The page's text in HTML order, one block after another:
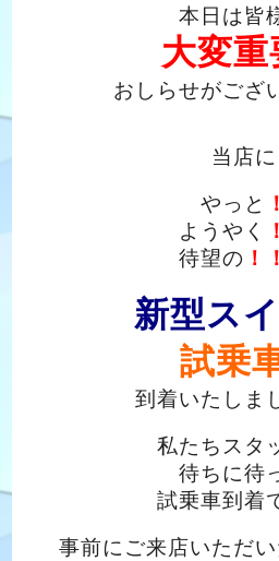
本日は皆
大変重
おしらせがござ
当店に
やっと
！
ようやく
待望の ！
新型ス
試乗
到着いたしま
私たちスタ
待ちに待
試乗車到着
事前にご来店いただい